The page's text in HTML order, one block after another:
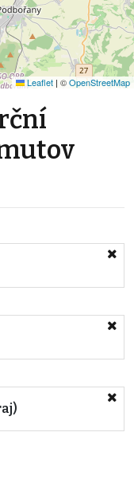
Leaflet | ©OpenStreetMap